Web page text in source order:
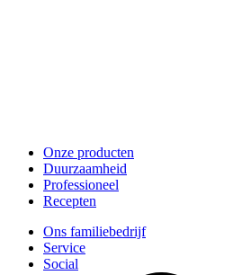
Onze producten
Duurzaamheid
Professioneel
Recepten
Ons familiebedrijf
Service
Social